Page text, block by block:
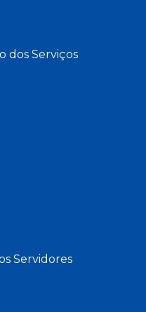
dos Serviços
Servidores